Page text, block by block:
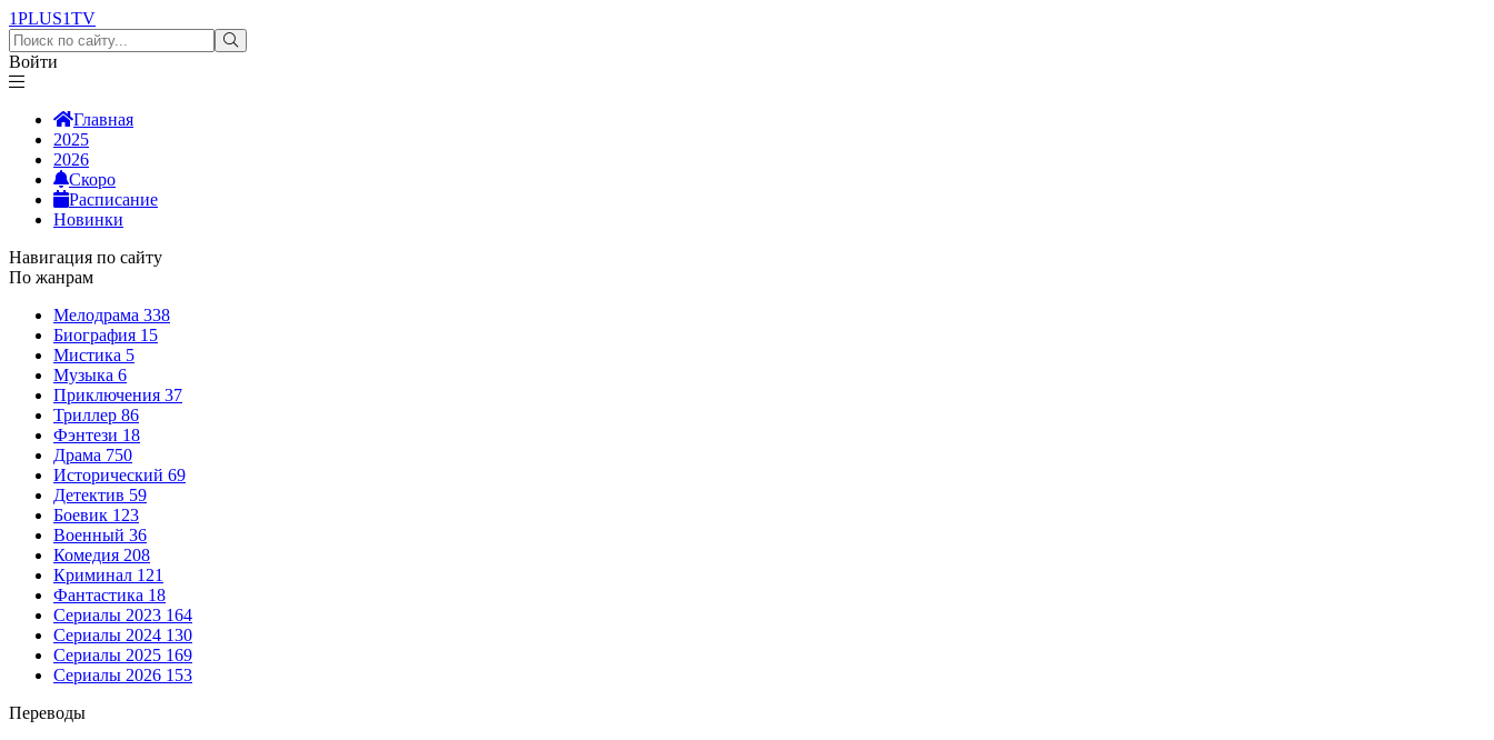
1PLUS1TV
Войти
Главная
2025
2026
Скоро
Расписание
Новинки
Навигация по сайту
По жанрам
Мелодрама 338
Биография 15
Мистика 5
Музыка 6
Приключения 37
Триллер 86
Фэнтези 18
Драма 750
Исторический 69
Детектив 59
Боевик 123
Военный 36
Комедия 208
Криминал 121
Фантастика 18
Сериалы 2023 164
Сериалы 2024 130
Сериалы 2025 169
Сериалы 2026 153
Переводы